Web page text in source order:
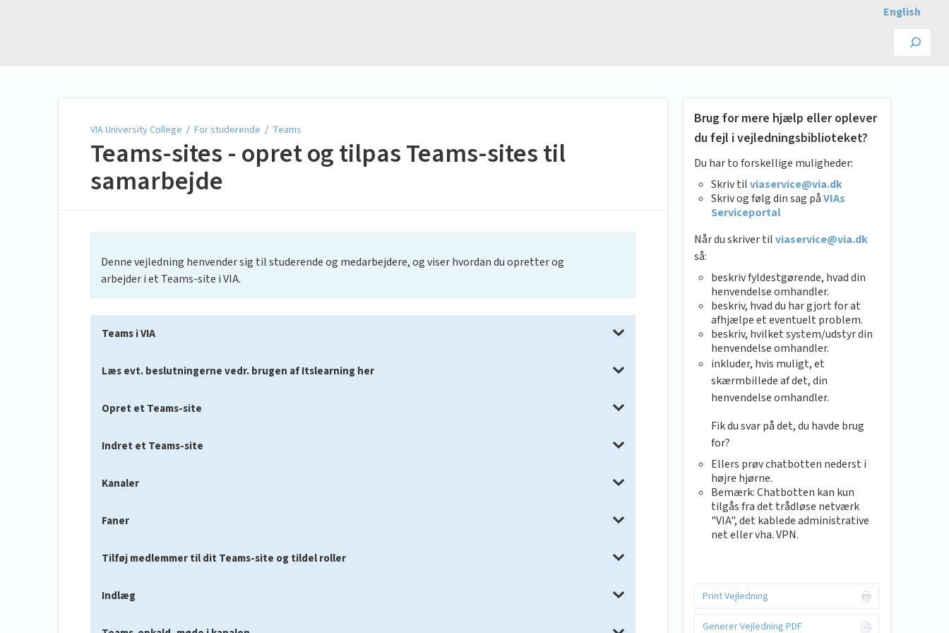
English
VIA University College / For studerende / Teams
Teams-sites - opret og tilpas Teams-sites til
samarbejde
Denne vejledning henvender sig til studerende og medarbejdere, og viser hvordan du opretter og
arbejder i et Teams-site i VIA.
Teams i VIA
Læs evt. beslutningerne vedr. brugen af Itslearning her
Opret et Teams-site
Indret et Teams-site
Kanaler
Faner
Tilføj medlemmer til dit Teams-site og tildel roller
Indlæg
Brug for mere hjælp eller oplever
du fejl i vejledningsbiblioteket?
Du har to forskellige muligheder:
Skriv tilviaservice@via.dk
Skriv og følg din sag påVIAs
Serviceportal
Når du skriver tilviaservice@via.dk
så:
beskriv fyldestgørende, hvad din
henvendelse omhandler.
beskriv, hvad du har gjort for at
afhjælpe et eventuelt problem.
beskriv, hvilket system/udstyr din
henvendelse omhandler.
inkluder, hvis muligt, et
skærmbillede af det, din
henvendelse omhandler.
Fik du svar på det, du havde brug
for?
Ellers prøv chatbotten nederst i
højre hjørne.
Bemærk: Chatbotten kan kun
tilgås fra det trådløse netværk
"VIA", det kablede administrative
net eller vha. VPN.
Print Vejledning
Generer Vejledning PDF